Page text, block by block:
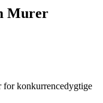
Murer
for konkurrencedygtige